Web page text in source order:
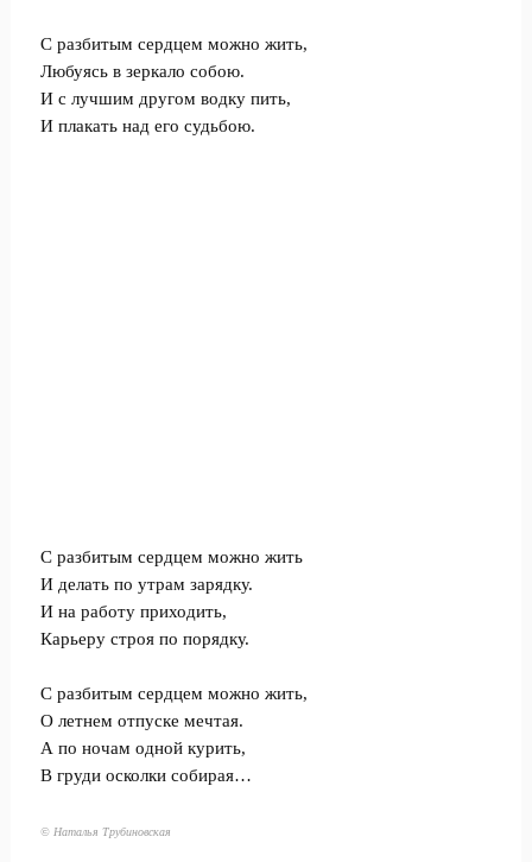
С разбитым сердцем можно жить,
Любуясь в зеркало собою.
И с лучшим другом водку пить,
И плакать над его судьбою.
С разбитым сердцем можно жить
И делать по утрам зарядку.
И на работу приходить,
Карьеру строя по порядку.
С разбитым сердцем можно жить,
О летнем отпуске мечтая.
А по ночам одной курить,
В груди осколки собирая…
© Наталья Трубиновская